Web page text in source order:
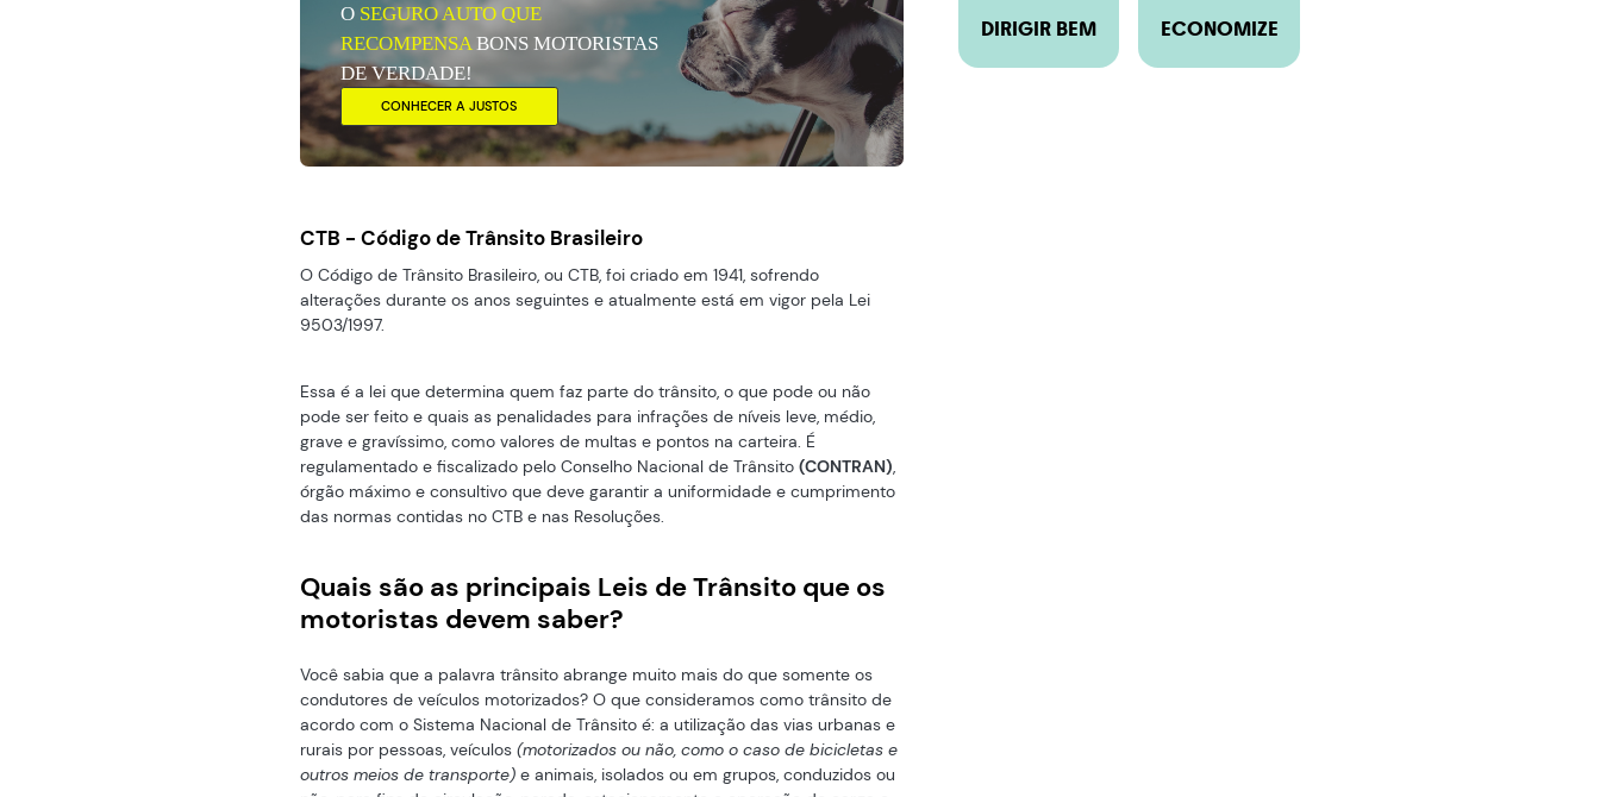
O SEGURO AUTO QUE
RECOMPENSA BONS MOTORISTAS
DE VERDADE!
CONHECER A JUSTOS
CTB - Código de Trânsito Brasileiro
O Código de Trânsito Brasileiro, ou CTB, foi criado em 1941, sofrendo
alterações durante os anos seguintes e atualmente está em vigor pela Lei
9503/1997.
Essa é a lei que determina quem faz parte do trânsito, o que pode ou não
pode ser feito e quais as penalidades para infrações de níveis leve, médio,
grave e gravíssimo, como valores de multas e pontos na carteira. É
regulamentado e fiscalizado pelo Conselho Nacional de Trânsito(CONTRAN),
órgão máximo e consultivo que deve garantir a uniformidade e cumprimento
das normas contidas no CTB e nas Resoluções.
Quais são as principais Leis de Trânsito que os
motoristas devem saber?
Você sabia que a palavra trânsito abrange muito mais do que somente os
condutores de veículos motorizados? O que consideramos como trânsito de
acordo com o Sistema Nacional de Trânsito é: a utilização das vias urbanas e
rurais por pessoas, veículos(motorizados ou não, como o caso de bicicletas e
outros meios de transporte)e animais, isolados ou em grupos, conduzidos ou
DIRIGIR BEM ECONOMIZE